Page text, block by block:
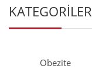
KATEGORİLER
Obezite